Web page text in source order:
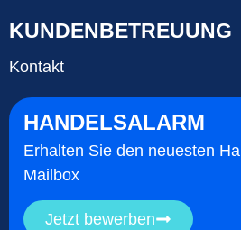
KUNDENBETREUUNG
Kontakt
HANDELSALARM
Erhalten Sie den neuesten
Mailbox
Jetzt bewerben